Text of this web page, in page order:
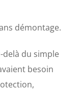
démontage.
delà du simple
besoin